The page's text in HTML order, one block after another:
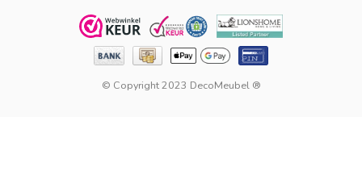
© Copyright 2023 DecoMeubel ®